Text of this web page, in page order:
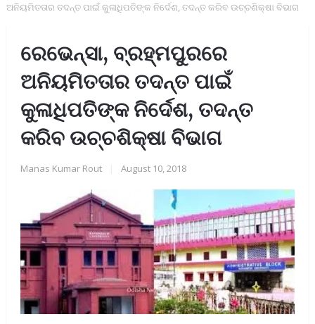
ଅନିୟମିତତାର ତଦନ୍ତ ପାଇଁ କୁଳାଧିପତିଙ୍କ ନିର୍ଦେଶ, ତଦନ୍ତ କରିବ ଉଚ୍ଚଶିକ୍ଷା ବିଭାଗ
ରେଭେନ୍ସା, ବ୍ରହ୍ମପୁରରେ
ଅନିୟମିତତାର ତଦନ୍ତ ପାଇଁ
କୁଳାଧିପତିଙ୍କ ନିର୍ଦେଶ, ତଦନ୍ତ
କରିବ ଉଚ୍ଚଶିକ୍ଷା ବିଭାଗ
Manas Kumar Rout August 10, 2018